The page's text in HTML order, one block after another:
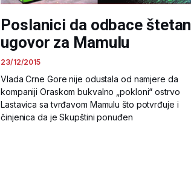
Poslanici da odbace štetan
ugovor za Mamulu
23/12/2015
Vlada Crne Gore nije odustala od namjere da
kompaniji Oraskom bukvalno „pokloni“ ostrvo
Lastavica sa tvrđavom Mamulu što potvrđuje i
činjenica da je Skupštini ponuđen